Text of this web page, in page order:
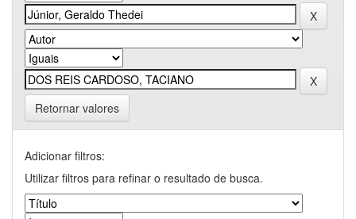
Retornar valores
Adicionar filtros:
Utilizar filtros para refinar o resultado de busca.